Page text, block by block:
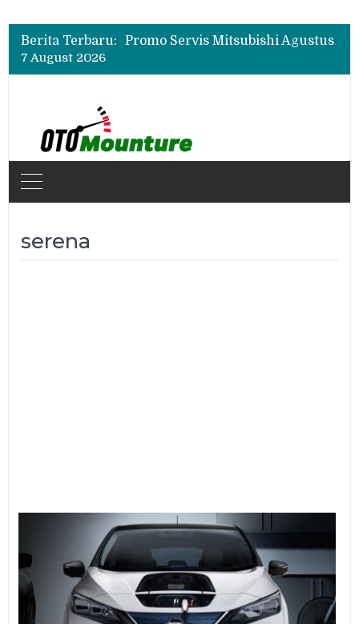
Berita Terbaru:
Bukan Cuma Layar 14,6 Inci, Ini Fitur Pintar Changan Nevo Q05 yang Dibanderol Rp309 Juta
Promo Servis Mitsubishi Agustus 2026, Ada Diskon ESP dan Bodi & Cat Kilau Merdeka
Bukan Cuma Layar 14,6 Inci, Ini Fitur Pintar Changan Nevo Q05 yang Dibanderol Rp309 Juta
7 August 2026
serena